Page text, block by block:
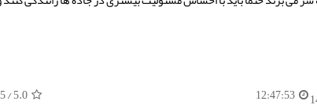
12:47:53
5.0
/ 5